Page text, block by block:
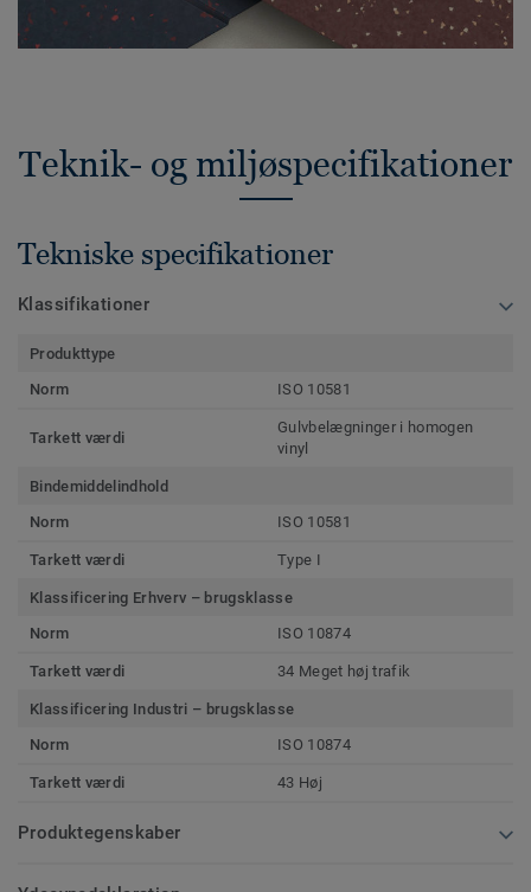
Teknik- og miljøspecifikationer
Tekniske specifikationer
Klassifikationer
Produkttype
Norm
ISO 10581
Tarkett værdi
Gulvbelægninger i homogen
vinyl
Bindemiddelindhold
Norm
ISO 10581
Tarkett værdi Type I
Klassificering Erhverv – brugsklasse
Norm
ISO 10874
Tarkett værdi 34 Meget høj trafik
Klassificering Industri – brugsklasse
Norm
ISO 10874
Tarkett værdi 43 Høj
Produktegenskaber